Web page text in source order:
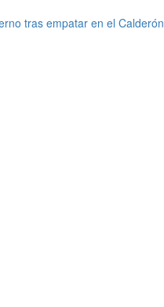
tras empatar en el Calderón